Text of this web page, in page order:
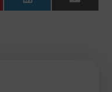
LinkedIn Email